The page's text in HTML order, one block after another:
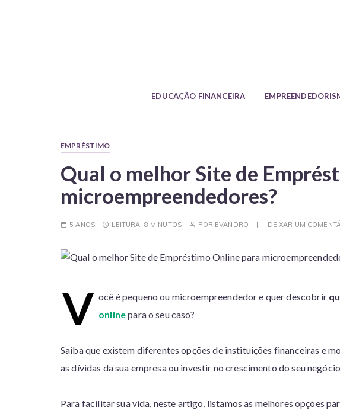
EDUCAÇÃO FINANCEIRA
EMPRÉSTIMO
Qual o melhor Site de
microempreendedores?
5 ANOS LEITURA: 8 MINUTOS POR EVANDRO DEIXAR UM
V ocê é pequeno ou microempreendedor e quer descobrir
onlinepara o seu caso?
Saiba que existem diferentes opções de instituições financeiras e
as dívidas da sua empresa ou investir no crescimento do seu
Para facilitar sua vida, neste artigo, listamos as melhores opções